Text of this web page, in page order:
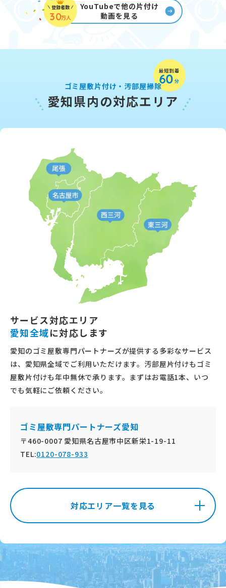
登録者数
30万人
YouTubeで他の片付け
動画を見る
ゴミ屋敷片付け・汚部屋掃除
愛知県内の対応エリア
サービス対応エリア
愛知全域に対応します
愛知のゴミ屋敷専門パートナーズが提供する多彩なサービス
は、愛知県全域でご利用いただけます。汚部屋片付けもゴミ
屋敷片付けも年中無休で承ります。まずはお電話1本、いつ
でも気軽にご依頼ください。
ゴミ屋敷専門パートナーズ愛知
〒460-0007 愛知県名古屋市中区新栄1-19-11
TEL:0120-078-933
対応エリア一覧を見る